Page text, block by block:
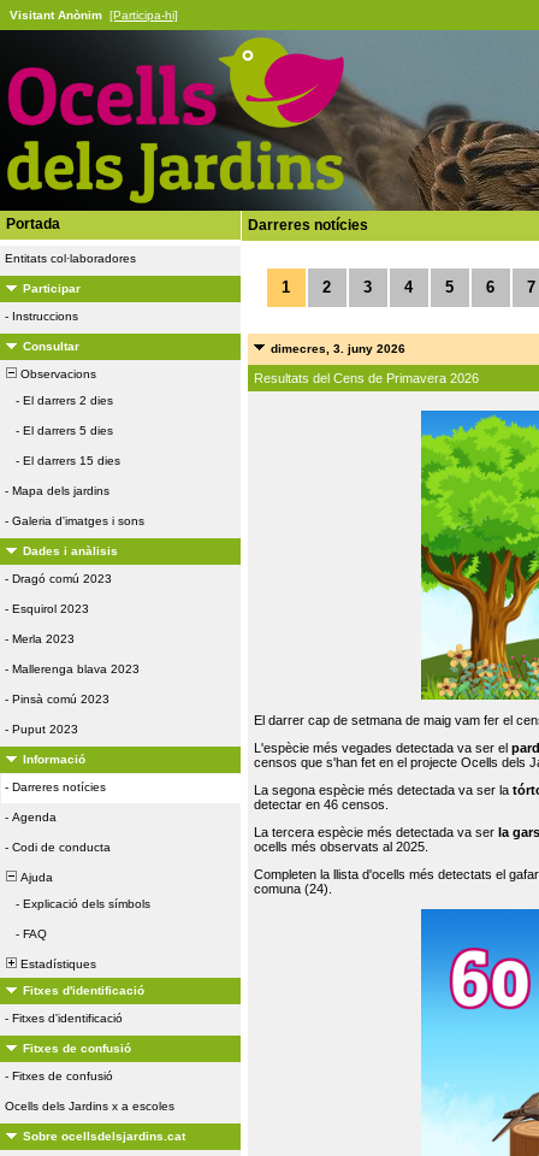
Visitant Anònim [Participa-hi]
Portada
Entitats col·laboradores
Participar
- Instruccions
Consultar
Observacions
- El darrers 2 dies
- El darrers 5 dies
- El darrers 15 dies
- Mapa dels jardins
- Galeria d'imatges i sons
Dades i anàlisis
- Dragó comú 2023
- Esquirol 2023
- Merla 2023
- Mallerenga blava 2023
- Pinsà comú 2023
- Puput 2023
Informació
- Darreres notícies
- Agenda
- Codi de conducta
Ajuda
- Explicació dels símbols
- FAQ
Estadístiques
Fitxes d'identificació
- Fitxes d'identificació
Fitxes de confusió
- Fitxes de confusió
Ocells dels Jardins x a escoles
Sobre ocellsdelsjardins.cat
Darreres notícies
1 2 3 4 5 6 7
dimecres, 3. juny 2026
Resultats del Cens de Primavera 2026
El darrer cap de setmana de maig vam fer el
L'espècie més vegades detectada va ser el
censos que s'han fet en el projecte Ocells dels
La segona espècie més detectada va ser la
detectar en 46 censos.
La tercera espècie més detectada va ser la
ocells més observats al 2025.
Completen la llista d'ocells més detectats el
comuna (24).